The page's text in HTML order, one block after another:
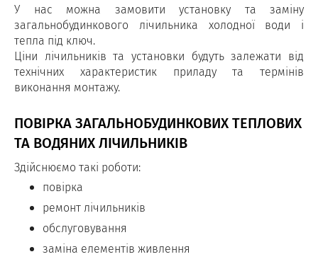
У нас можна замовити установку та заміну
загальнобудинкового лічильника холодної води і
тепла під ключ.
Ціни лічильників та установки будуть залежати від
технічних характеристик приладу та термінів
виконання монтажу.
ПОВІРКА ЗАГАЛЬНОБУДИНКОВИХ ТЕПЛОВИХ
ТА ВОДЯНИХ ЛІЧИЛЬНИКІВ
Здійснюємо такі роботи:
повірка
ремонт лічильників
обслуговування
заміна елементів живлення